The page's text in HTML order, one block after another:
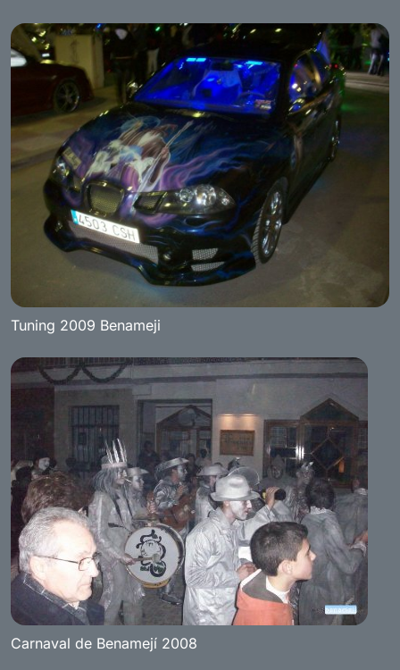
Tuning 2009 Benameji
Carnaval de Benamejí 2008